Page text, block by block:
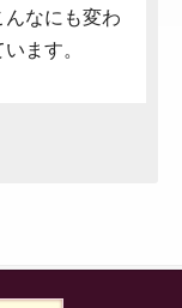
なにも変わ
ます。